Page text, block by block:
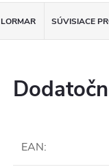
SÚVISIACE
EAN: